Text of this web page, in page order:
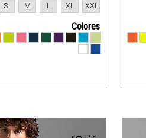
XXL
XL
L
M
S
Colores